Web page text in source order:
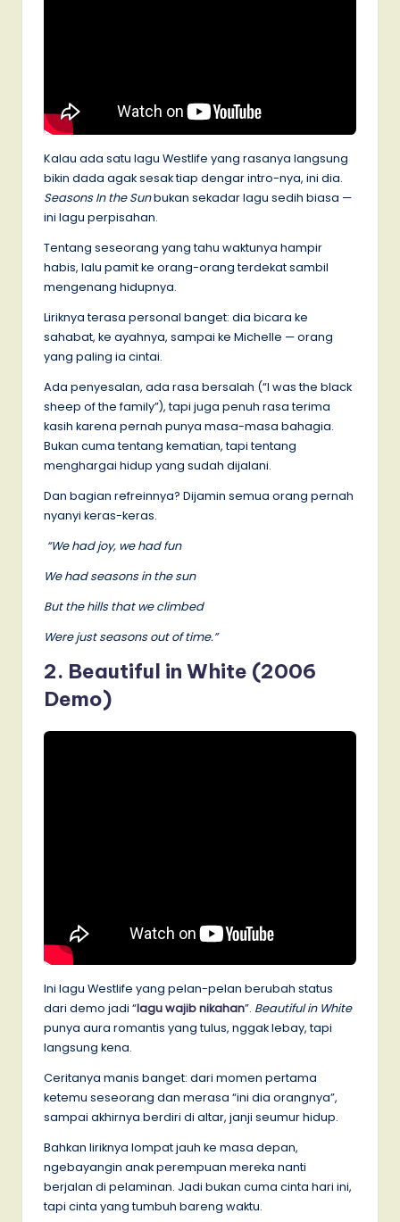
Kalau ada satu lagu Westlife yang rasanya langsung
bikin dada agak sesak tiap dengar intro-nya, ini dia.
Seasons In the Sunbukan sekadar lagu sedih biasa —
ini lagu perpisahan.
Tentang seseorang yang tahu waktunya hampir
habis, lalu pamit ke orang-orang terdekat sambil
mengenang hidupnya.
Liriknya terasa personal banget: dia bicara ke
sahabat, ke ayahnya, sampai ke Michelle — orang
yang paling ia cintai.
Ada penyesalan, ada rasa bersalah (“I was the black
sheep of the family”), tapi juga penuh rasa terima
kasih karena pernah punya masa-masa bahagia.
Bukan cuma tentang kematian, tapi tentang
menghargai hidup yang sudah dijalani.
Dan bagian refreinnya? Dijamin semua orang pernah
nyanyi keras-keras.
“We had joy, we had fun
We had seasons in the sun
But the hills that we climbed
Were just seasons out of time.”
2. Beautiful in White (2006
Demo)
Ini lagu Westlife yang pelan-pelan berubah status
dari demo jadi “lagu wajib nikahan”. Beautiful in White
punya aura romantis yang tulus, nggak lebay, tapi
langsung kena.
Ceritanya manis banget: dari momen pertama
ketemu seseorang dan merasa “ini dia orangnya”,
sampai akhirnya berdiri di altar, janji seumur hidup.
Bahkan liriknya lompat jauh ke masa depan,
ngebayangin anak perempuan mereka nanti
berjalan di pelaminan. Jadi bukan cuma cinta hari ini,
tapi cinta yang tumbuh bareng waktu.